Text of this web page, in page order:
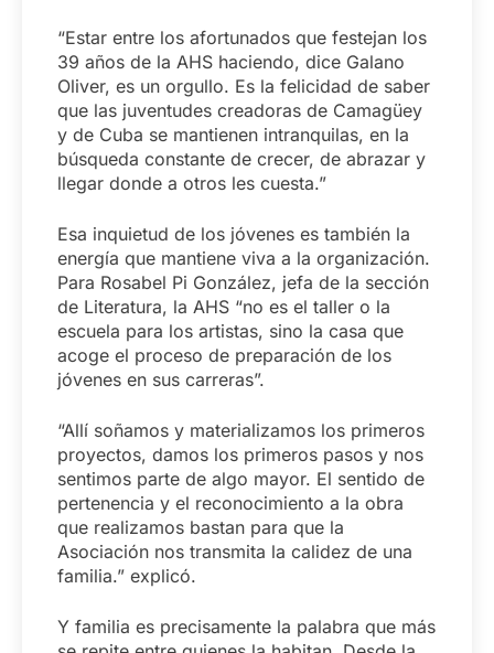
“Estar entre los afortunados que festejan los
39 años de la AHS haciendo, dice Galano
Oliver, es un orgullo. Es la felicidad de saber
que las juventudes creadoras de Camagüey
y de Cuba se mantienen intranquilas, en la
búsqueda constante de crecer, de abrazar y
llegar donde a otros les cuesta.”
Esa inquietud de los jóvenes es también la
energía que mantiene viva a la organización.
Para Rosabel Pi González, jefa de la sección
de Literatura, la AHS “no es el taller o la
escuela para los artistas, sino la casa que
acoge el proceso de preparación de los
jóvenes en sus carreras”.
“Allí soñamos y materializamos los primeros
proyectos, damos los primeros pasos y nos
sentimos parte de algo mayor. El sentido de
pertenencia y el reconocimiento a la obra
que realizamos bastan para que la
Asociación nos transmita la calidez de una
familia.” explicó.
Y familia es precisamente la palabra que más